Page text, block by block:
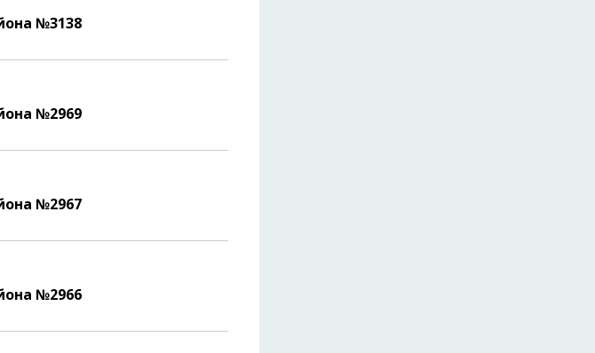
№3138
№2969
№2967
№2966